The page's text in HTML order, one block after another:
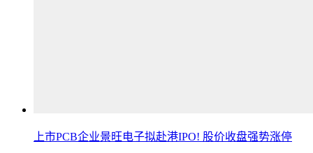
上市PCB企业景旺电子拟赴港IPO! 股价收盘强势涨停